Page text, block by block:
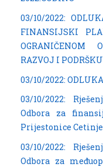
03/10/2022:
FINANSIJSKI
OGRANIČENOM
RAZVOJ I
03/10/2022:
03/10/2022:
Odbora za
Prijestonice Cetinje
03/10/2022:
Odbora za